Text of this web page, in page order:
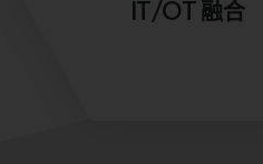
IT/OT 融合